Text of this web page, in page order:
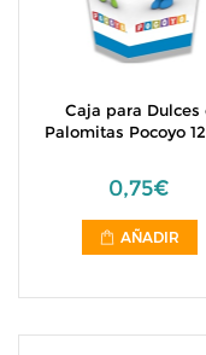
Caja para Dulces
Palomitas Pocoyo
0,75€
AÑADIR